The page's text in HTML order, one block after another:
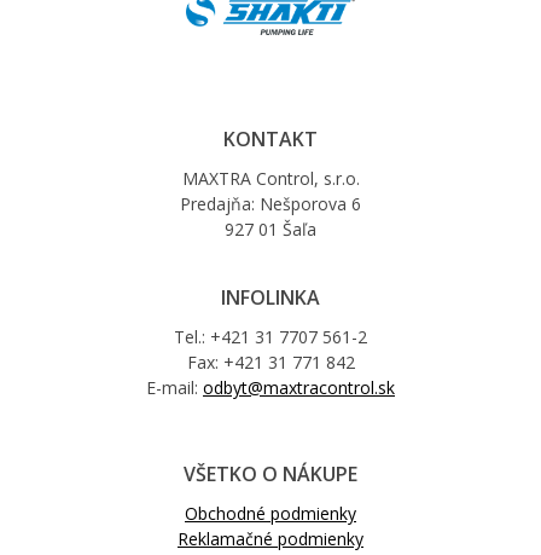
KONTAKT
MAXTRA Control, s.r.o.
Predajňa: Nešporova 6
927 01 Šaľa
INFOLINKA
Tel.: +421 31 7707 561-2
Fax: +421 31 771 842
E-mail: odbyt@maxtracontrol.sk
VŠETKO O NÁKUPE
Obchodné podmienky
Reklamačné podmienky